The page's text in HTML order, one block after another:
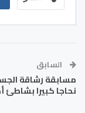
السابق
مسابقة رشاقة
نحاجا كبيرا بشاطئ